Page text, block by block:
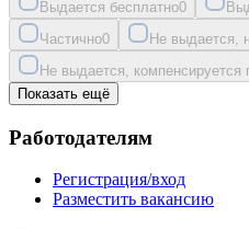
Выдается бесплатно0
Частично0 Не выдается,
Не выдается, компенсируется
Показать ещё
Работодателям
Регистрация/вход
Разместить вакансию